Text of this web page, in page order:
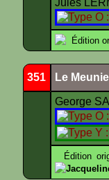
Jules
Édition
351 Le
George
Édition